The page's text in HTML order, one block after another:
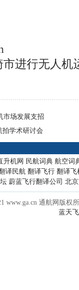
市进行无人
市场发展支招
拍学术研讨会
升机网 民航词典 航空词
译民航 翻译飞行 翻译飞
蔚蓝飞行翻译公司 北
www.ga.cn 通航网版权
蓝天